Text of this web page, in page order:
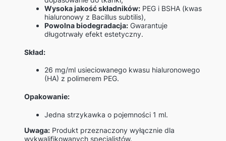
Wysoka jakość składników: PEG i BSHA (kwas
hialuronowy z Bacillus subtilis),
Powolna biodegradacja: Gwarantuje
długotrwały efekt estetyczny.
Skład:
26 mg/ml usieciowanego kwasu hialuronowego
(HA) z polimerem PEG.
Opakowanie:
Jedna strzykawka o pojemności 1 ml.
Uwaga: Produkt przeznaczony wyłącznie dla
wykwalifikowanych specjalistów.